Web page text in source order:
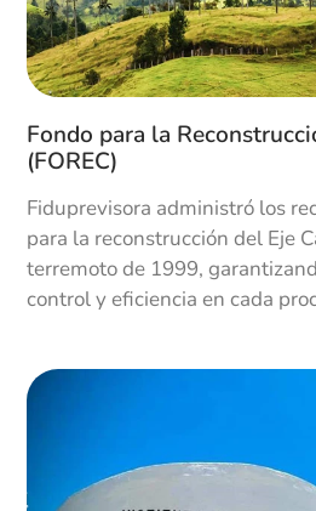
1996
Nombramiento
Álvarez
firma del contrato
Pensagro.
10
Sistema
Fondo para la
(FOREC)
Fiduprevisora administró los
para la reconstrucción del Eje
terremoto de 1999,
control y eficiencia en cada